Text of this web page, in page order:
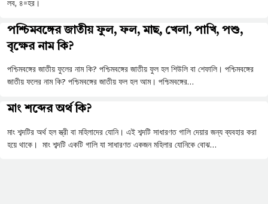
লব, ৪=হর।
পশ্চিমবঙ্গের জাতীয় ফুল, ফল, মাছ, খেলা, পাখি, পশু,
বৃক্ষের নাম কি?
পশ্চিমবঙ্গের জাতীয় ফুলের নাম কি? পশ্চিমবঙ্গের জাতীয় ফুল হল শিউলি বা শেফালি। পশ্চিমবঙ্গের
জাতীয় ফলের নাম কি? পশ্চিমবঙ্গের জাতীয় ফল হল আম। পশ্চিমবঙ্গের…
মাং শব্দের অর্থ কি?
মাং শব্দটির অর্থ হল স্ত্রী বা মহিলাদের যোনি। এই শব্দটি সাধারণত গালি দেয়ার জন্য ব্যবহার করা
হয়ে থাকে। মাং শব্দটি একটি গালি যা সাধারণত একজন মহিলার যোনিকে বোঝ…